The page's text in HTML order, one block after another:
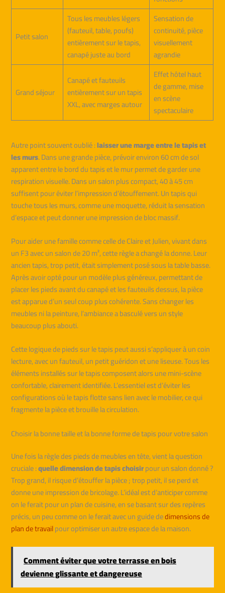
Petit salon
Tous les meubles légers
(fauteuil, table, poufs)
entièrement sur le tapis,
canapé juste au bord
Sensation de
continuité, pièce
visuellement
agrandie
Grand séjour
Canapé et fauteuils
entièrement sur un tapis
XXL, avec marges autour
Effet hôtel haut
de gamme, mise
en scène
spectaculaire
Autre point souvent oublié :laisser une marge entre le tapis et
les murs. Dans une grande pièce, prévoir environ 60 cm de sol
apparent entre le bord du tapis et le mur permet de garder une
respiration visuelle. Dans un salon plus compact, 40 à 45 cm
suffisent pour éviter l’impression d’étouffement. Un tapis qui
touche tous les murs, comme une moquette, réduit la sensation
d’espace et peut donner une impression de bloc massif.
Pour aider une famille comme celle de Claire et Julien, vivant dans
un F3 avec un salon de 20 m², cette règle a changé la donne. Leur
ancien tapis, trop petit, était simplement posé sous la table basse.
Après avoir opté pour un modèle plus généreux, permettant de
placer les pieds avant du canapé et les fauteuils dessus, la pièce
est apparue d’un seul coup plus cohérente. Sans changer les
meubles ni la peinture, l’ambiance a basculé vers un style
beaucoup plus abouti.
Cette logique de pieds sur le tapis peut aussi s’appliquer à un coin
lecture, avec un fauteuil, un petit guéridon et une liseuse. Tous les
éléments installés sur le tapis composent alors une mini-scène
confortable, clairement identifiée. L’essentiel est d’éviter les
configurations où le tapis flotte sans lien avec le mobilier, ce qui
fragmente la pièce et brouille la circulation.
Choisir la bonne taille et la bonne forme de tapis pour votre salon
Une fois la règle des pieds de meubles en tête, vient la question
cruciale :quelle dimension de tapis choisirpour un salon donné ?
Trop grand, il risque d’étouffer la pièce ; trop petit, il se perd et
donne une impression de bricolage. L’idéal est d’anticiper comme
on le ferait pour un plan de cuisine, en se basant sur des repères
précis, un peu comme on le ferait avec un guide dedimensions de
plan de travailpour optimiser un autre espace de la maison.
Comment éviter que votre terrasse en bois
devienne glissante et dangereuse